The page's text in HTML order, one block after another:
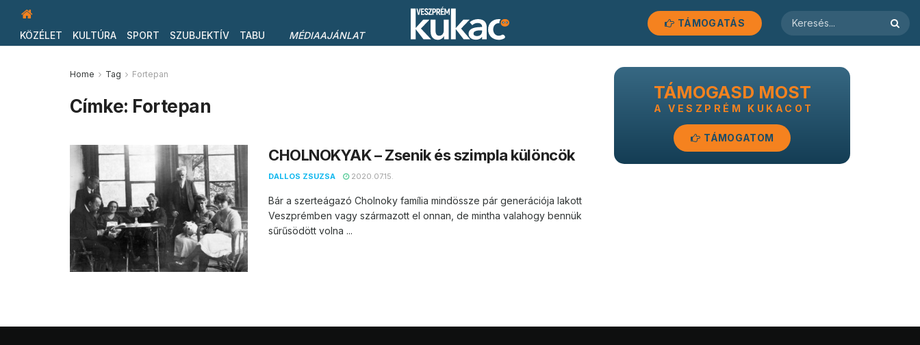
KÖZÉLET KULTÚRA SPORT SZUBJEKTÍV TABU MÉDIAAJÁNLAT
TÁMOGATÁS
Home Tag Fortepan
Címke: Fortepan
CHOLNOKYAK – Zsenik és szimpla különcök
DALLOS ZSUZSA 2020.07.15.
Bár a szerteágazó Cholnoky família mindössze pár generációja lakott
Veszprémben vagy származott el onnan, de mintha valahogy bennük
sűrűsödött volna ...
TÁMOGASD MOST
A VESZPRÉM KUKACOT
TÁMOGATOM